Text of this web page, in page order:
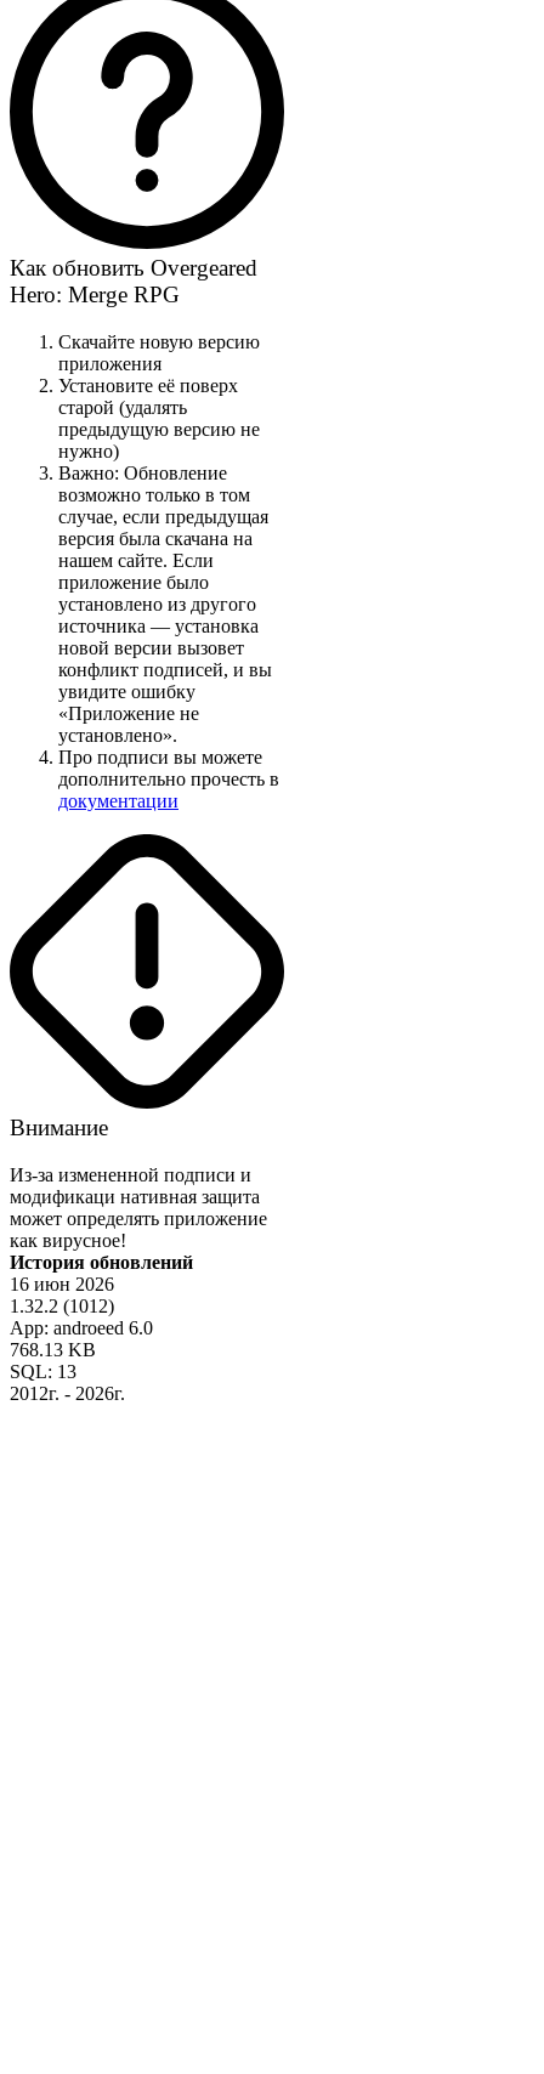
Как обновить Overgeared
Hero: Merge RPG
Скачайте новую версию
приложения
Установите её поверх
старой (удалять
предыдущую версию не
нужно)
Важно: Обновление
возможно только в том
случае, если предыдущая
версия была скачана на
нашем сайте. Если
приложение было
установлено из другого
источника — установка
новой версии вызовет
конфликт подписей, и вы
увидите ошибку
«Приложение не
установлено».
Про подписи вы можете
дополнительно прочесть в
документации
Внимание
Из-за измененной подписи и
модификаци нативная защита
может определять приложение
как вирусное!
История обновлений
16 июн 2026
1.32.2 (1012)
App: androeed 6.0
768.13 KB
SQL: 13
2012г. - 2026г.